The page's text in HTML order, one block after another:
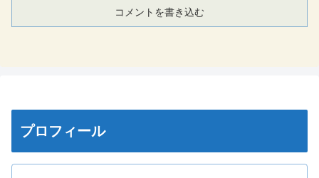
コメントを書き込む
プロフィール